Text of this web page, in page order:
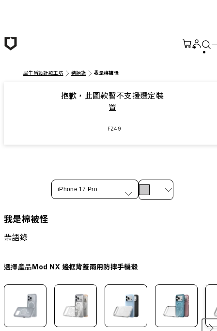
犀牛盾設計款工坊 柴語錄 我是棉被怪
抱歉，此圖款暫不支援選定裝
置
FZ49
iPhone 17 Pro
我是棉被怪
柴語錄
選擇產品Mod NX 邊框背蓋兩用防摔手機殼